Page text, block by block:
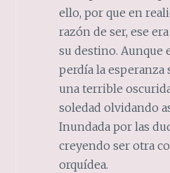
ello, por que en
razón de ser, ese
su destino. Aunque
perdía la esperanza
una terrible
soledad olvidando
Inundada por las
creyendo ser otra
orquídea.